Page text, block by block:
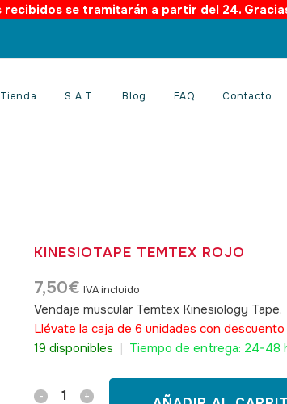
se tramitarán a partir del 24.
Tienda S.A.T. Blog FAQ Contacto
KINESIOTAPE TEMTEX ROJO
7,50€ IVA incluido
Vendaje muscular Temtex Kinesiology Tape.
Llévate la caja de 6 unidades con descuento
19 disponibles
Tiempo de entrega: 24-48
Kinesiotape